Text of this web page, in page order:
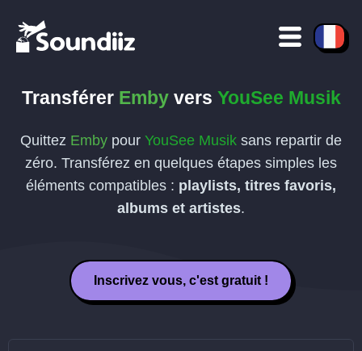
Transférer Embyvers YouSee Musik
Quittez Emby pour YouSee Musik sans repartir de
zéro. Transférez en quelques étapes simples les
éléments compatibles : playlists, titres favoris,
albums et artistes.
Inscrivez vous, c'est gratuit !